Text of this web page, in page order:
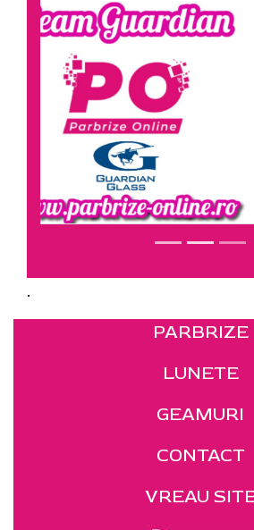
.
PARBRIZE
LUNETE
GEAMURI
CONTACT
VREAU